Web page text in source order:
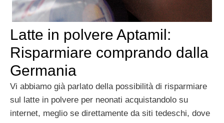
Latte in polvere Aptamil:
Risparmiare comprando dalla
Germania
Vi abbiamo già parlato della possibilità di risparmiare
sul latte in polvere per neonati acquistandolo su
internet, meglio se direttamente da siti tedeschi, dove